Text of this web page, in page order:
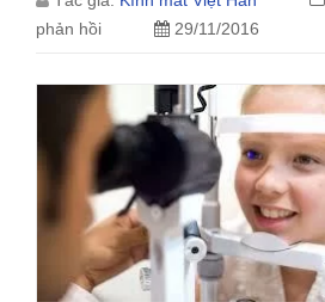
phản hồi
29/11/2016